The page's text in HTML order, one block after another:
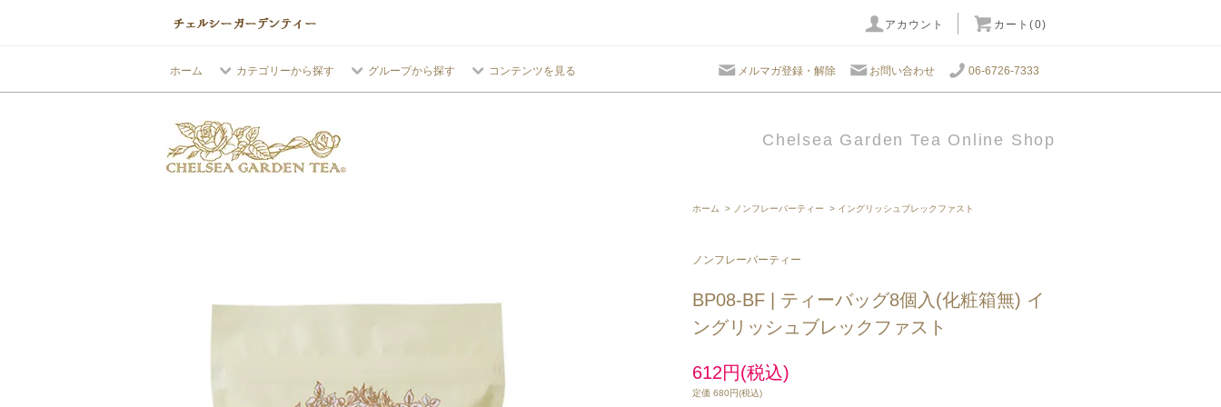
アカウント カート(0)
ホーム カテゴリーから探す グループから探す コンテンツを見る メルマガ登録・解除 お問い合わせ 06-6726-7333
Chelsea Garden Tea Online Shop
ホーム > ノンフレーバーティー > イングリッシュブレックファスト
ノンフレーバーティー
BP08-BF | ティーバッグ8個入(化粧箱無) イ
ングリッシュブレックファスト
612円(税込)
定価 680円(税込)